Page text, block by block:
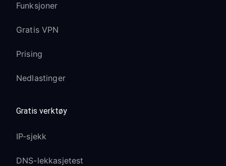
Funksjoner
Gratis VPN
Prising
Nedlastinger
Gratis verktøy
IP-sjekk
DNS-lekkasjetest